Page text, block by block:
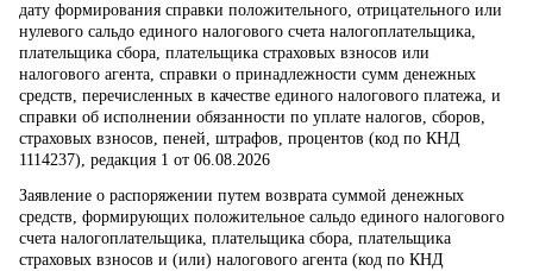
дату формирования справки положительного, отрицательного или
нулевого сальдо единого налогового счета налогоплательщика,
плательщика сбора, плательщика страховых взносов или
налогового агента, справки о принадлежности сумм денежных
средств, перечисленных в качестве единого налогового платежа, и
справки об исполнении обязанности по уплате налогов, сборов,
страховых взносов, пеней, штрафов, процентов (код по КНД
1114237), редакция 1 от 06.08.2026
Заявление о распоряжении путем возврата суммой денежных
средств, формирующих положительное сальдо единого налогового
счета налогоплательщика, плательщика сбора, плательщика
страховых взносов и (или) налогового агента (код по КНД